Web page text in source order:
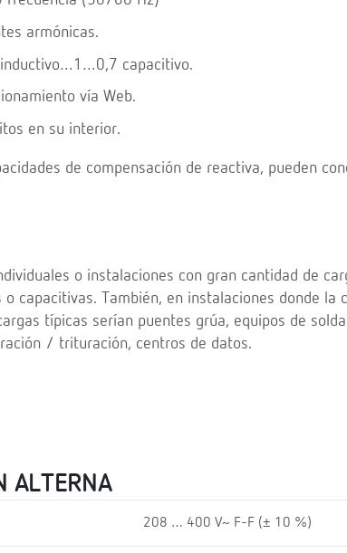
armónicas.
inductivo…1…0,7 capacitivo.
vía Web.
en su interior.
de compensación de reactiva, pueden
o instalaciones con gran cantidad de
capacitivas. También, en instalaciones donde la
típicas serían puentes grúa, equipos de
/ trituración, centros de datos.
ALTERNA
208 … 400 V~ F-F (± 10 %)